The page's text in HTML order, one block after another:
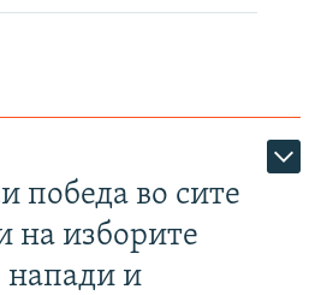
победа во сите
на изборите
напади и